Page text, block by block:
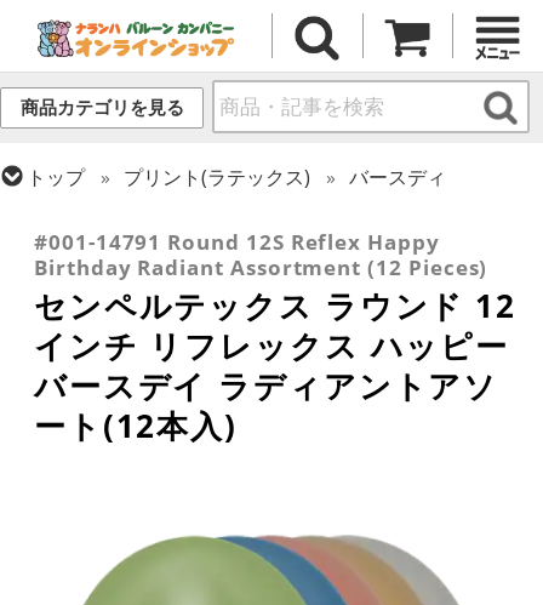
商品カテゴリを見る
トップ プリント(ラテックス)
バースディ
#001-14791 Round 12S Reflex Happy
Birthday Radiant Assortment (12 Pieces)
センペルテックス ラウンド 12
インチ リフレックス ハッピー
バースデイ ラディアントアソ
ート(12本入)